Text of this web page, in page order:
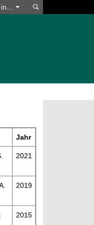
in…
Jahr
2021
2019
2015